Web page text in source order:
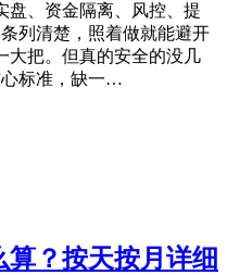
盘、资金隔离、风控、提
列清楚，照着做就能避开
大把。但真的安全的没几
心标准，缺一…
？按天按月详细